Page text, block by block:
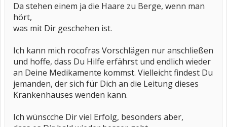
Da stehen einem ja die Haare zu Berge, wenn man
hört,
was mit Dir geschehen ist.
Ich kann mich rocofras Vorschlägen nur anschließen
und hoffe, dass Du Hilfe erfährst und endlich wieder
an Deine Medikamente kommst. Vielleicht findest Du
jemanden, der sich für Dich an die Leitung dieses
Krankenhauses wenden kann.
Ich wünscche Dir viel Erfolg, besonders aber,